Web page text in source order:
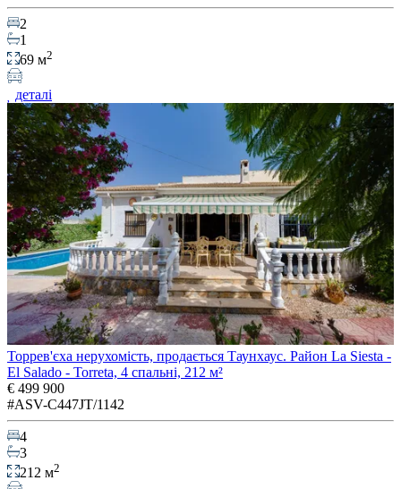
2
1
69 м2
деталі
Торрев'єха нерухомість, продається Таунхаус. Район La Siesta -
El Salado - Torreta, 4 спальні, 212 м²
€ 499 900
#ASV-C447JT/1142
4
3
212 м2